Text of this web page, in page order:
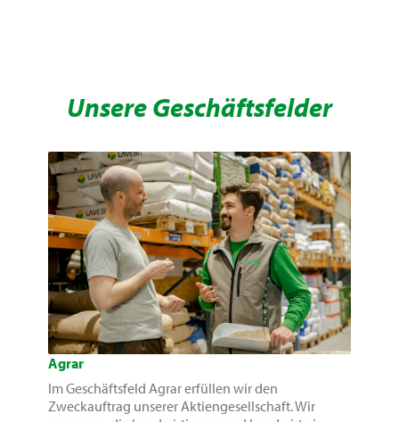
Unsere Geschäftsfelder
Agrar
Im Geschäftsfeld Agrar erfüllen wir den
Zweckauftrag unserer Aktiengesellschaft. Wir